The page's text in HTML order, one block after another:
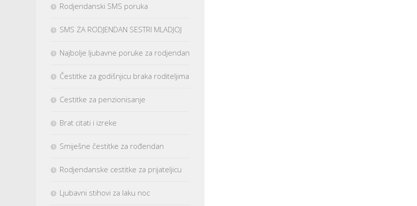
Rodjendanski SMS poruka
SMS ZA RODJENDAN SESTRI MLADJOJ
Najbolje ljubavne poruke za rodjendan
Čestitke za godišnjicu braka roditeljima
Cestitke za penzionisanje
Brat citati i izreke
Smiješne čestitke za rođendan
Rodjendanske cestitke za prijateljicu
Ljubavni stihovi za laku noc